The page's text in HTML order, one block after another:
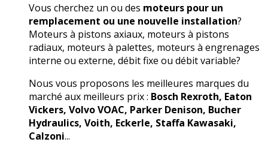
Vous cherchez un ou des moteurs pour un
remplacement ou une nouvelle installation?
Moteurs à pistons axiaux, moteurs à pistons
radiaux, moteurs à palettes, moteurs à engrenages
interne ou externe, débit fixe ou débit variable?
Nous vous proposons les meilleures marques du
marché aux meilleurs prix : Bosch Rexroth, Eaton
Vickers, Volvo VOAC, Parker Denison, Bucher
Hydraulics, Voith, Eckerle, Staffa Kawasaki,
Calzoni...